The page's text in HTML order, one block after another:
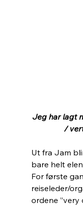
Jeg har lagt
/
Ut fra Jam
bare helt
For første
reiseleder/
ordene ”very